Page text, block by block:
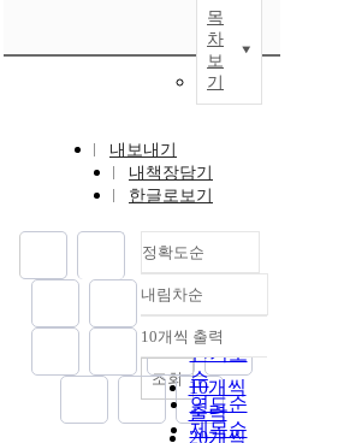
목
차
보
기
내보내기
내책장담기
한글로보기
정확도순
정확도
순
인기도
순
연도순
제목순
내림차순
내림차순
10개씩 출력
10개씩
출력
20개씩
조회